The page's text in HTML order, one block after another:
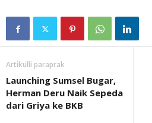
Artikulli paraprak
Launching Sumsel Bugar,
Herman Deru Naik Sepeda
dari Griya ke BKB